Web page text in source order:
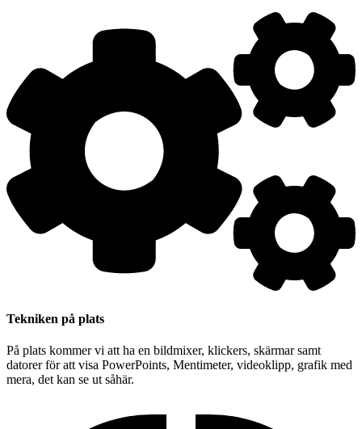
Tekniken på plats
På plats kommer vi att ha en bildmixer, klickers, skärmar samt
datorer för att visa PowerPoints, Mentimeter, videoklipp, grafik med
mera, det kan se ut såhär.